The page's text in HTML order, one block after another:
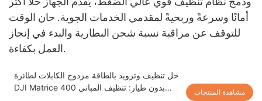
ودمج نظام تنظيف قوي عالي الضغط، يُقدم الجهاز حلاً أكثر
أمانًا وسرعةً وربحيةً لمقدمي الخدمات الجوية. حان الوقت
للتوقف عن مراقبة نسبة شحن البطارية والبدء في إنجاز
العمل بكفاءة.
حل تنظيف وتزويد بالطاقة مزدوج الكابلات لطائرة
DJI Matrice 400 بدون طيار: تنظيف المباني
مشاهدة المنتجات